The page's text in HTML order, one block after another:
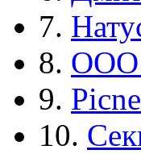
7.
8. ООО
9.
10.